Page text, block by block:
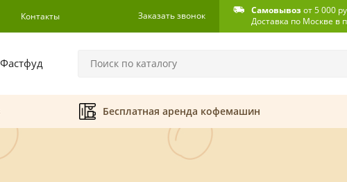
Контакты Заказать звонок Самовывозот 5 000
Доставка по Москве в
Фастфуд
Бесплатная аренда кофемашин